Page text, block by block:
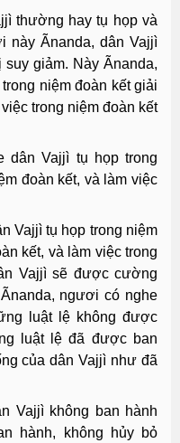
thường hay tụ họp và
này Ãnanda, dân Vajjì
giảm. Này Ãnanda,
niệm đoàn kết giải
trong niệm đoàn kết
dân Vajjì tụ họp trong
đoàn kết, và làm việc
Vajjì tụ họp trong niệm
kết, và làm việc trong
Vajjì sẽ được cường
ngươi có nghe
luật lệ không được
luật lệ đã được ban
của dân Vajjì như đã
Vajjì không ban hành
hành, không hủy bỏ